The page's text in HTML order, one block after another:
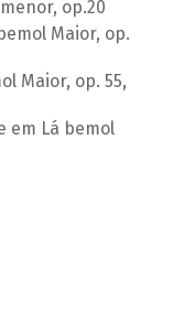
op.20
Maior, op.
Maior, op. 55,
em Lá bemol